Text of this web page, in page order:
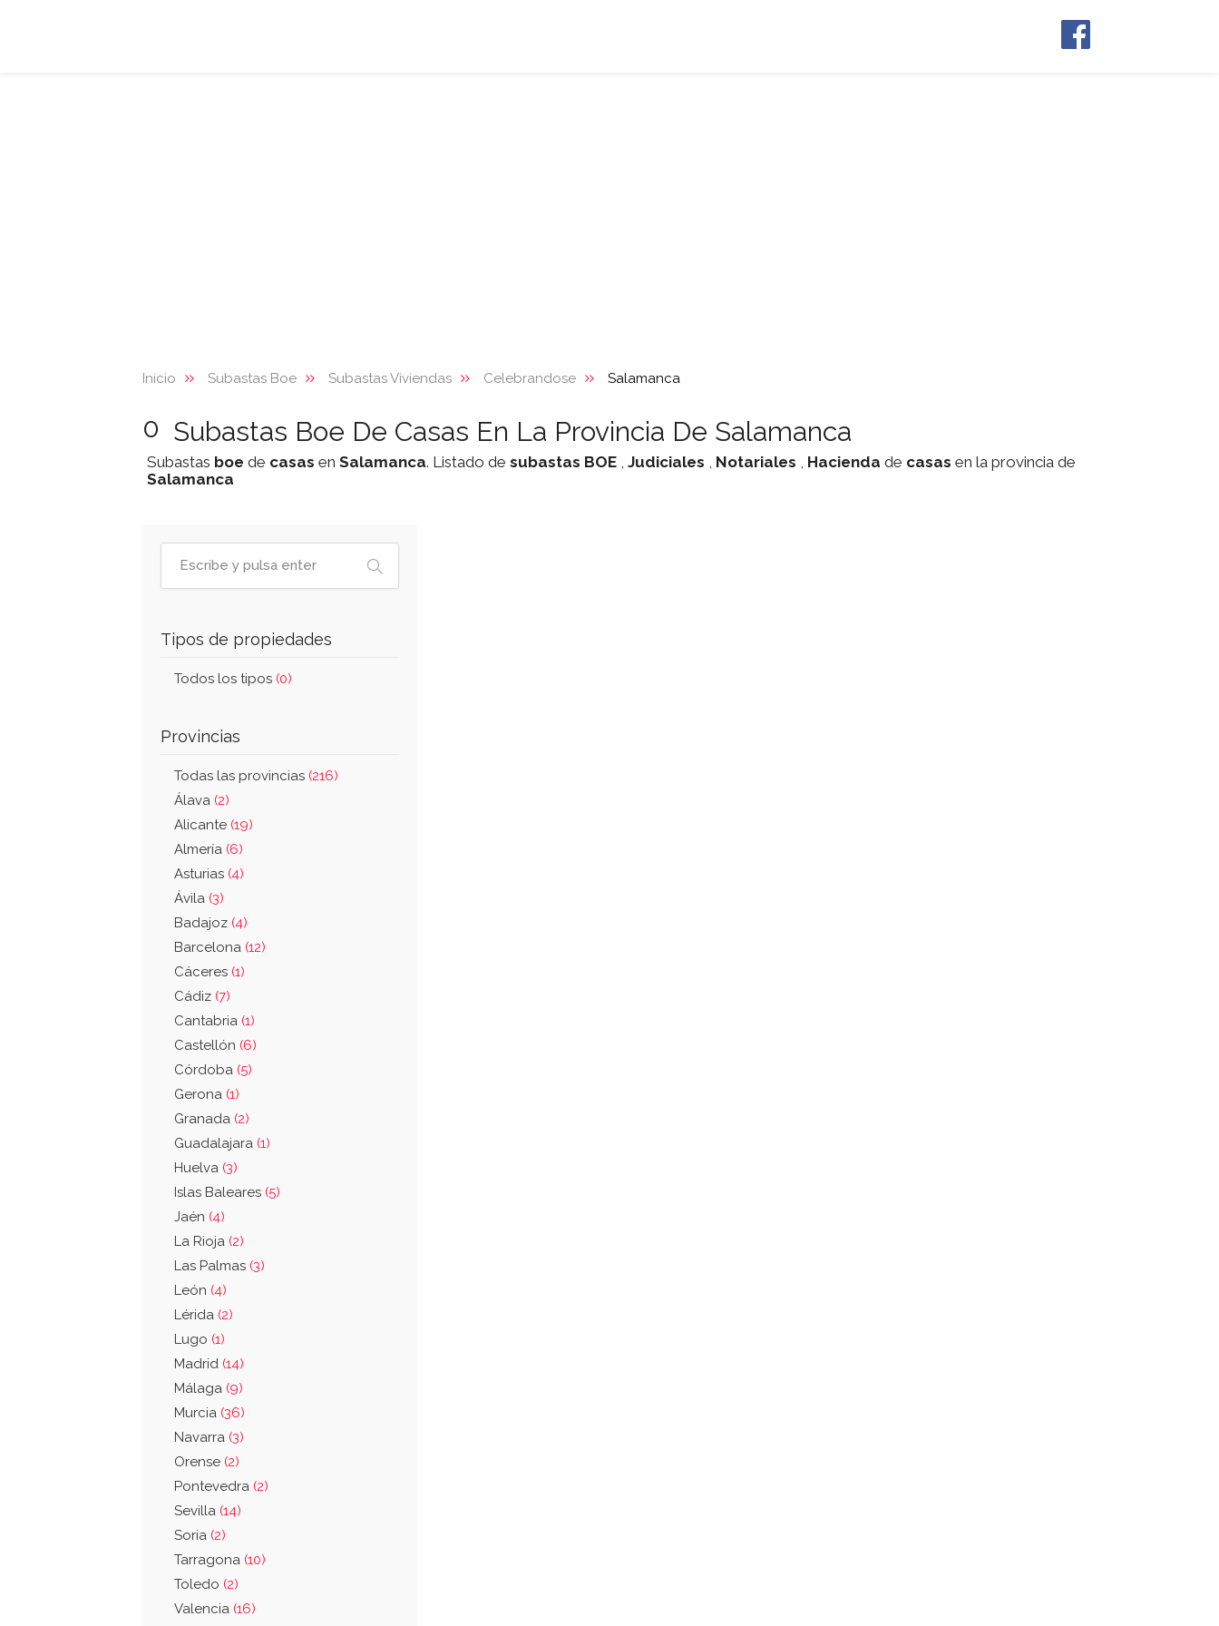
Inicio Subastas Boe Subastas Viviendas Celebrandose Salamanca
0 Subastas Boe De Casas En La Provincia De Salamanca
Subastas boe de casas en Salamanca. Listado de subastas BOE , Judiciales , Notariales , Hacienda de casas en la provincia de
Salamanca
Tipos de propiedades
Todos los tipos (0)
Provincias
Todas las provincias (216)
Álava (2)
Alicante (19)
Almería (6)
Asturias (4)
Ávila (3)
Badajoz (4)
Barcelona (12)
Cáceres (1)
Cádiz (7)
Cantabria (1)
Castellón (6)
Córdoba (5)
Gerona (1)
Granada (2)
Guadalajara (1)
Huelva (3)
Islas Baleares (5)
Jaén (4)
La Rioja (2)
Las Palmas (3)
León (4)
Lérida (2)
Lugo (1)
Madrid (14)
Málaga (9)
Murcia (36)
Navarra (3)
Orense (2)
Pontevedra (2)
Sevilla (14)
Soria (2)
Tarragona (10)
Toledo (2)
Valencia (16)